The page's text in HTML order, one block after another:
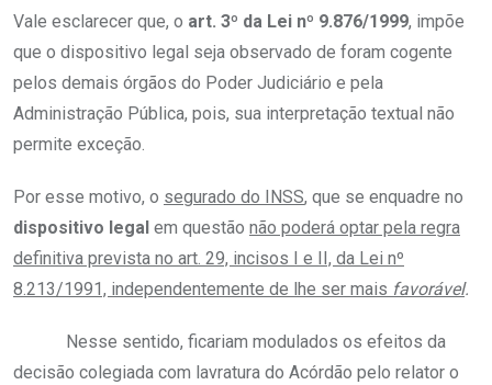
Vale esclarecer que, o art. 3º da Lei nº 9.876/1999, impõe
que o dispositivo legal seja observado de foram cogente
pelos demais órgãos do Poder Judiciário e pela
Administração Pública, pois, sua interpretação textual não
permite exceção.
Por esse motivo, o segurado do INSS, que se enquadre no
dispositivo legal em questão não poderá optar pela regra
definitiva prevista no art. 29, incisos I e II, da Lei nº
8.213/1991, independentemente de lhe ser mais favorável.
Nesse sentido, ficariam modulados os efeitos da
decisão colegiada com lavratura do Acórdão pelo relator o